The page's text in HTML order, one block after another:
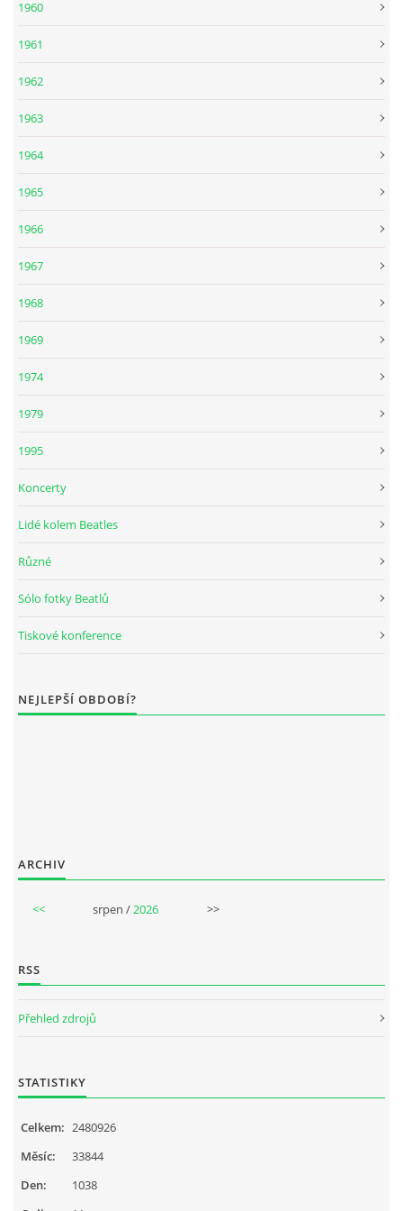
SPOLUPRÁCE NA JINÝCH PROJEKTECH
JMENNÝ SLOVNÍK
ZDROJE
DISKUZE
© 2026 eStránky.cz
1960
1961
1962
1963
1964
1965
1966
1967
1968
1969
1974
1979
1995
Koncerty
Lidé kolem Beatles
Různé
Sólo fotky Beatlů
Tiskové konference
NEJLEPŠÍ OBDOBÍ?
ARCHIV
<< srpen /2026 >>
RSS
Přehled zdrojů
STATISTIKY
Celkem: 2480926
Měsíc:
33844
Den:
1038